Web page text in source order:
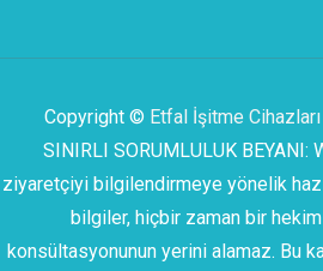
Copyright © Etfal İşitme Cihazları
SINIRLI SORUMLULUK
ziyaretçiyi bilgilendirmeye yönelik
bilgiler, hiçbir zaman bir
konsültasyonunun yerini alamaz. Bu